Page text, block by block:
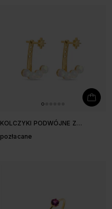
KOLCZYKI PODWÓJNE Z
pozłacane